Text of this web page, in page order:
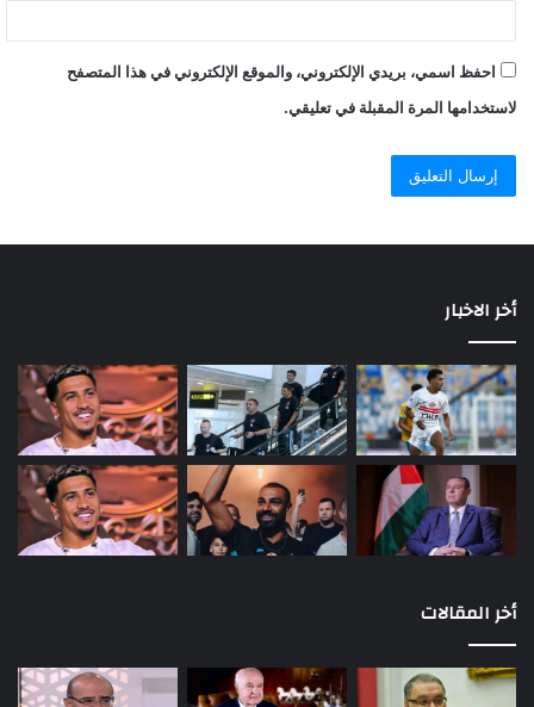
احفظ اسمي، بريدي الإلكتروني، والموقع الإلكتروني في هذا المتصفح
لاستخدامها المرة المقبلة في تعليقي.
أخر الاخبار
أخر المقالات